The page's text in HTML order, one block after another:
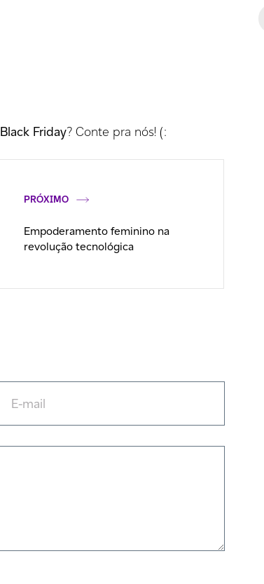
Black Friday? Conte pra nós! (:
PRÓXIMO
Empoderamento feminino na
revolução tecnológica